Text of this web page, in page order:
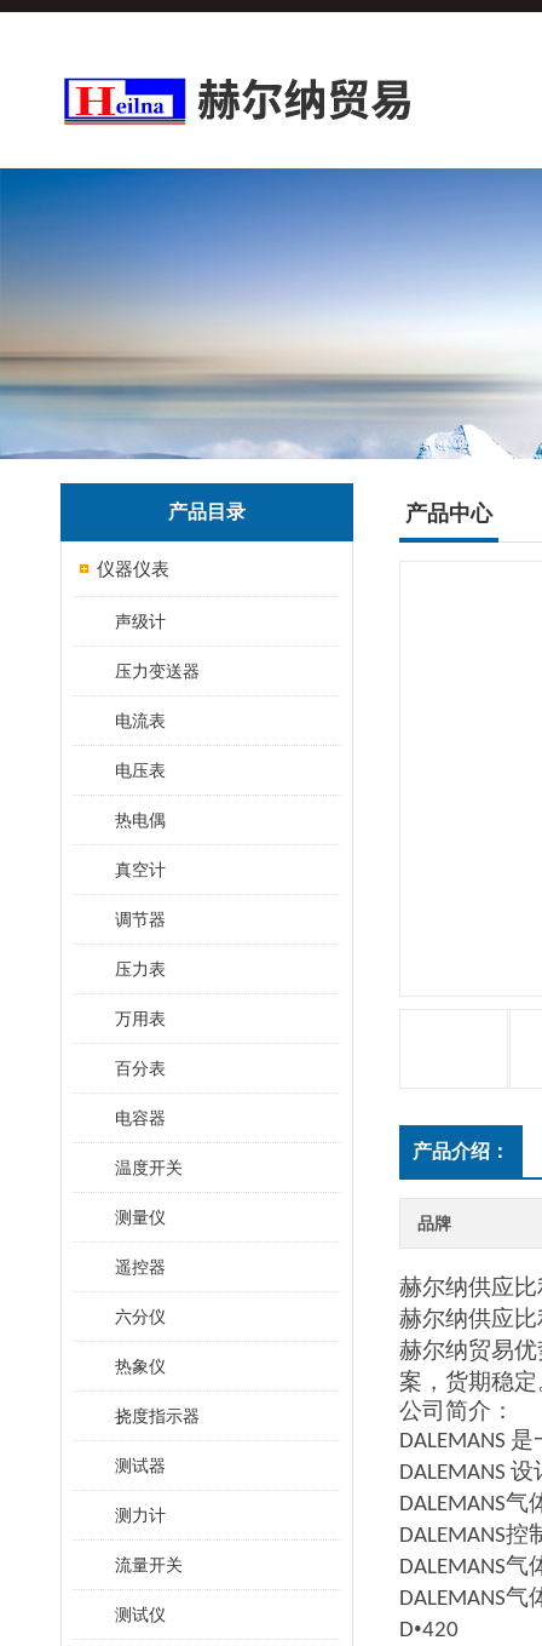
产品目录
仪器仪表
声级计
压力变送器
电流表
电压表
热电偶
真空计
调节器
压力表
万用表
百分表
电容器
温度开关
测量仪
遥控器
六分仪
热象仪
挠度指示器
测试器
测力计
流量开关
测试仪
产品中心
产品介绍：
品牌
赫尔纳供应
赫尔纳供应
赫尔纳贸易
案 ， 货期稳定
公司简介：
DALEMANS 是
DALEMANS 设
DALEMANS气
DALEMANS控
DALEMANS气
DALEMANS气
D•420